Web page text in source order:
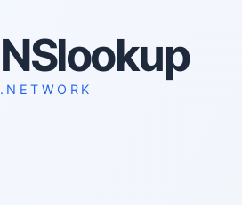
NSlookup
.NETWORK